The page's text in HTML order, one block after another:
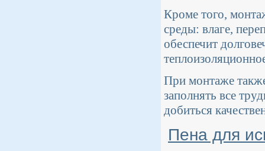
Кроме того,
среды: влаге,
обеспечит
При монтаже
заполнять все
добиться
Пена для